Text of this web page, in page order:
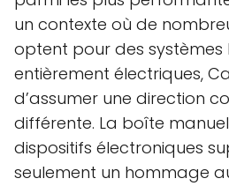
un contexte où de
optent pour des systèmes
entièrement électriques,
d’assumer une direction
différente. La boîte
dispositifs électroniques
seulement un hommage